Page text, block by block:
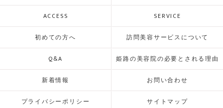
ACCESS SERVICE
初めての方へ 訪問美容サービスについて
Q&A 姫路の美容院の必要とされる理由
新着情報 お問い合わせ
プライバシーポリシー サイトマップ